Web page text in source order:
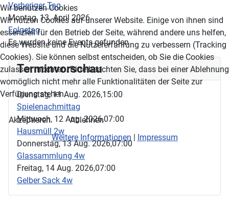
Vorheriger Tag
Montag, 13. April 2026
Folgetag
Es wurden keine Events gefunden
Terminvorschau
Dienstag, 11 Aug. 2026,15:00
Spielenachmittag
Mittwoch, 12 Aug. 2026,07:00
Hausmüll 2w
Donnerstag, 13 Aug. 2026,07:00
Glassammlung 4w
Freitag, 14 Aug. 2026,07:00
Gelber Sack 4w
Wir benutzen Cookies
Wir nutzen Cookies auf unserer Website. Einige von ihnen sind
essenziell für den Betrieb der Seite, während andere uns helfen,
diese Website und die Nutzererfahrung zu verbessern (Tracking
Cookies). Sie können selbst entscheiden, ob Sie die Cookies
zulassen möchten. Bitte beachten Sie, dass bei einer Ablehnung
womöglich nicht mehr alle Funktionalitäten der Seite zur
Verfügung stehen.
Akzeptieren
Ablehnen
Weitere Informationen | Impressum